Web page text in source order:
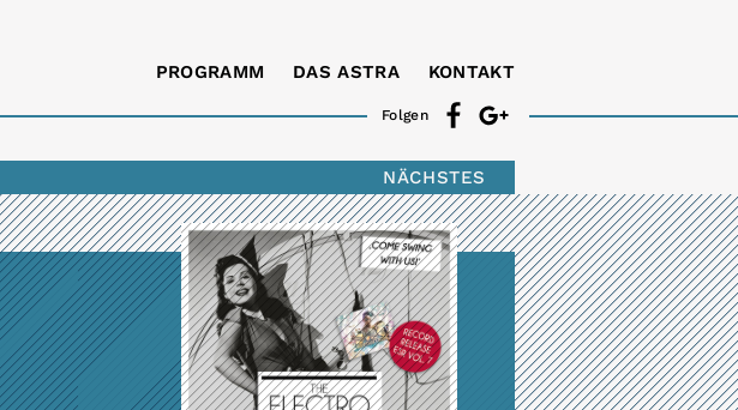
Folgen
PROGRAMM DAS ASTRA KONTAKT
NÄCHSTES